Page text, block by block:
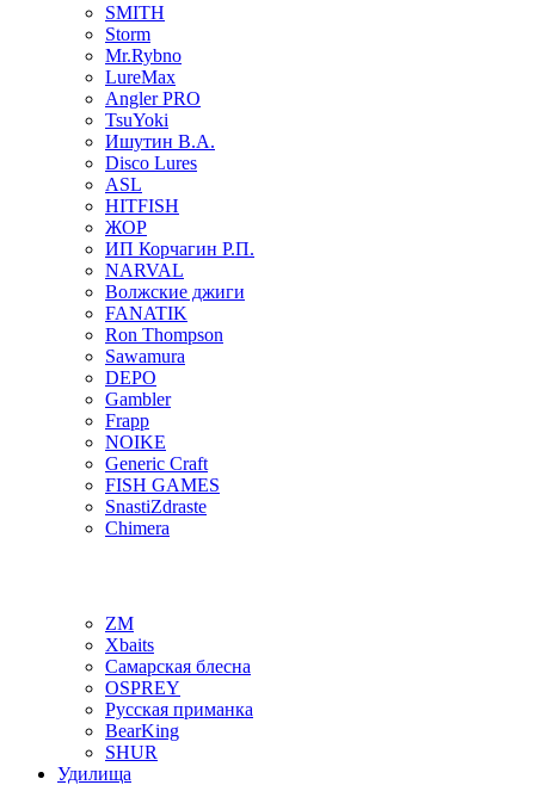
SMITH
Storm
Mr.Rybno
LureMax
Angler PRO
TsuYoki
Ишутин В.А.
Disco Lures
ASL
HITFISH
ЖОР
ИП Корчагин Р.П.
NARVAL
Волжские джиги
FANATIK
Ron Thompson
Sawamura
DEPO
Gambler
Frapp
NOIKE
Generic Craft
FISH GAMES
SnastiZdraste
Chimera
ZM
Xbaits
Самарская блесна
OSPREY
Русская приманка
BearKing
SHUR
Удилища